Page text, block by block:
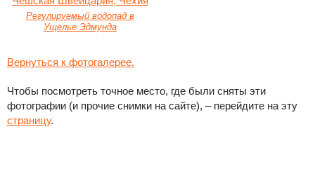
Регулируемый водопад в
Ущелье Эдмунда
Вернуться к фотогалерее.
Чтобы посмотреть точное место, где были сняты эти
фотографии (и прочие снимки на сайте), – перейдите на эту
страницу.